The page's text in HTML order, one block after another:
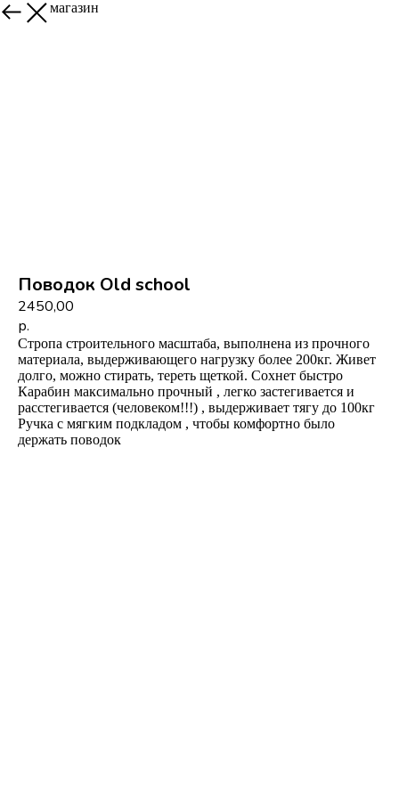
Назад в магазин
Поводок Old school
2450,00
р.
Стропа строительного масштаба, выполнена из прочного
материала, выдерживающего нагрузку более 200кг. Живет
долго, можно стирать, тереть щеткой. Сохнет быстро
Карабин максимально прочный , легко застегивается и
расстегивается (человеком!!!) , выдерживает тягу до 100кг
Ручка с мягким подкладом , чтобы комфортно было
держать поводок